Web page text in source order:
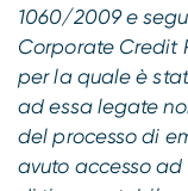
1060/2009 e
Corporate Credit
per la quale è
ad essa legate
del processo di
avuto accesso